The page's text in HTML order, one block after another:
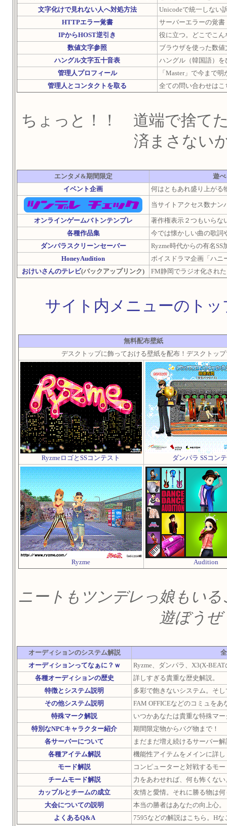
文字化けで見れない人へ対処方法
Unicodeで統一しない
HTTPエラー覚書
サーバーエラーの覚
IPからHOST逆引き
役に立つ。どこでこ
数値文字参照
ブラウザを使った数
ハングル文字五十音表
ハングル（韓国語）
管理人プロフィール
「Master」で今まで
管理人とコンタクトを取る
全ての問い合わせは
ちょっと！！ 道端で捨て
済まさない
エンタメ&期間限定
遊
イベント企画
何はともあれ盛り上がる
当サイトアクセス数ナン
オンラインゲームバトンテンプレ
著作権表示２つもいらな
各種作品集
今では懐かしい曲の歌詞
ダンパラスクリーンセーバー
Ryzme時代からの有名
HoneyAudition
ボイスドラマ企画「ハ
おけいさんのテレビ(バックアップリンク) FM静岡でラジオ化され
サイト内メニューのト
無料配布壁紙
デスクトップに飾っておける壁紙を配布！デスクトッ
RyzmeロゴとSSコンテスト ダンパラ SSコン
Ryzme Audition
ニートもツンデレっ娘もい
遊ぼうぜ
オーディションのシステム解説
オーディションってなぁに？ｗ
Ryzme、ダンパラ、X3(X-
各種オーディションの歴史
詳しすぎる貴重な歴史解説。
特徴とシステム説明
多彩で飽きないシステム。そ
その他システム説明
FAM OFFICEなどのコミュをあ
特殊マーク解説
いつかあなたは貴重な特殊マ
特別なNPCキャラクター紹介
期間限定物からバグ物まで！
各サーバーについて
まだまだ増え続けるサーバー解
各種アイテム解説
機能性アイテムをメインに詳
モード解説
コンピューターと対戦するモ
チームモード解説
力をあわせれば、何も怖くない
カップルとチームの成立
友情と愛情。それに勝る物は
大会についての説明
本当の勝者はあなたの向上心。
よくあるQ&A
7595などの解説はこちら。H